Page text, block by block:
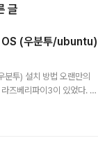
글
OS (우분투/ubuntu)
투) 설치 방법 오랜만의
즈베리파이3이 있었다. 항
고 있었다.(귀찮아서)그러